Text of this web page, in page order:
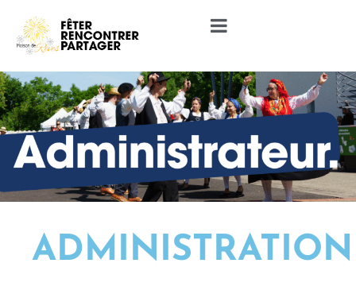
ADMINISTRATION